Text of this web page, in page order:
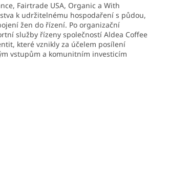
Fairtrade USA, Organic a With
k udržitelnému hospodaření s půdou,
žen do řízení. Po organizační
služby řízeny společností Aldea Coffee
které vznikly za účelem posílení
vstupům a komunitním investicím